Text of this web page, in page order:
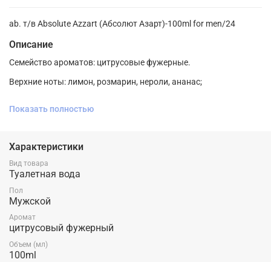
ab. т/в Absolute Azzart (Абсолют Азарт)-100ml for men/24
Описание
Семейство ароматов: цитрусовые фужерные.
Верхние ноты: лимон, розмарин, нероли, ананас;
Показать полностью
Характеристики
Вид товара
Туалетная вода
Пол
Мужской
Аромат
цитрусовый фужерный
Объем (мл)
100ml